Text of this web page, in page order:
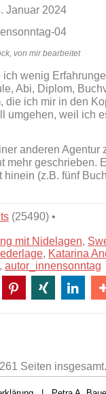
Januar 2024
von mir bearbeitet
ich wenig
Abi, Diplom,
die ich mir in den
umgehen, weil ich
anderen
mehr geschrieben.
hinein (z.B. fünf
(25490) •
mit Nidelagen,
, Katarina
, autor_innensonntag
Seiten insgesamt.